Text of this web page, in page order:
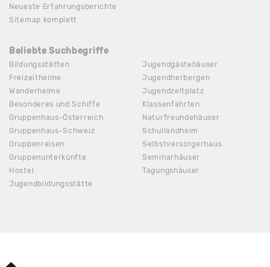
Neueste Erfahrungsberichte
Sitemap komplett
Beliebte Suchbegriffe
Bildungsstätten
Freizeitheime
Wanderheime
Besonderes und Schiffe
Gruppenhaus-Österreich
Gruppenhaus-Schweiz
Gruppenreisen
Gruppenunterkünfte
Hostel
Jugendbildungsstätte
Jugendgästehäuser
Jugendherbergen
Jugendzeltplatz
Klassenfahrten
Naturfreundehäuser
Schullandheim
Selbstversorgerhaus
Seminarhäuser
Tagungshäuser